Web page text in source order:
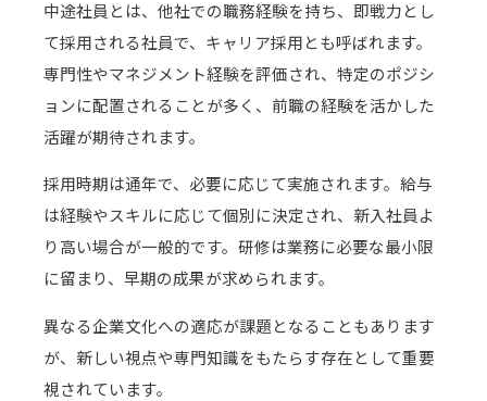
中途社員とは、他社での職務経験を持ち、即戦力とし
て採用される社員で、キャリア採用とも呼ばれます。
専門性やマネジメント経験を評価され、特定のポジシ
ョンに配置されることが多く、前職の経験を活かした
活躍が期待されます。
採用時期は通年で、必要に応じて実施されます。給与
は経験やスキルに応じて個別に決定され、新入社員よ
り高い場合が一般的です。研修は業務に必要な最小限
に留まり、早期の成果が求められます。
異なる企業文化への適応が課題となることもあります
が、新しい視点や専門知識をもたらす存在として重要
視されています。